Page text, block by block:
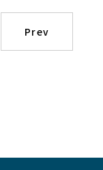
Prev